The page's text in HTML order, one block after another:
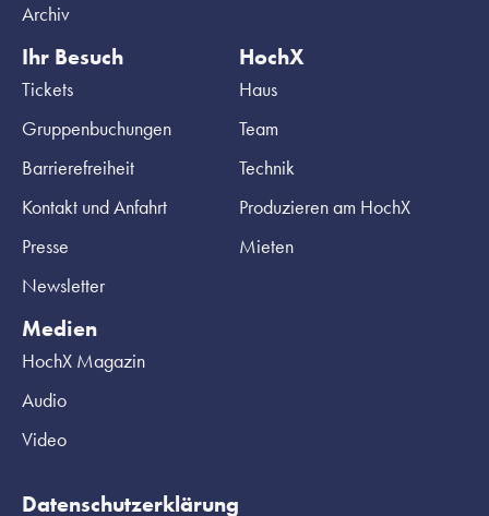
Archiv
Ihr Besuch
Tickets
Gruppenbuchungen
Barrierefreiheit
Kontakt und Anfahrt
Presse
Newsletter
HochX
Haus
Team
Technik
Produzieren am HochX
Mieten
Medien
HochX Magazin
Audio
Video
Datenschutzerklärung